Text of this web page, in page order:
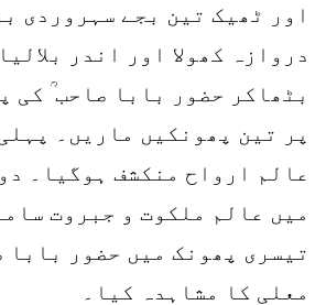
اور ٹھیک تین بجے سہروردی
دروازہ کھولا اور اندر
بٹھاکر حضور بابا صاحب ؒ کی
پر تین پھونکیں ماریں۔
عالم ارواح منکشف ہوگیا۔
میں عالم ملکوت و جبروت
تیسری پھونک میں حضور بابا
معلی کا مشاہدہ کیا۔